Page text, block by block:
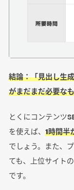
結論：「見出し生
がまだまだ必要な
とくにコンテンツ
を使えば、 1時間半
でしょう。また、
ても、上位サイト
です。